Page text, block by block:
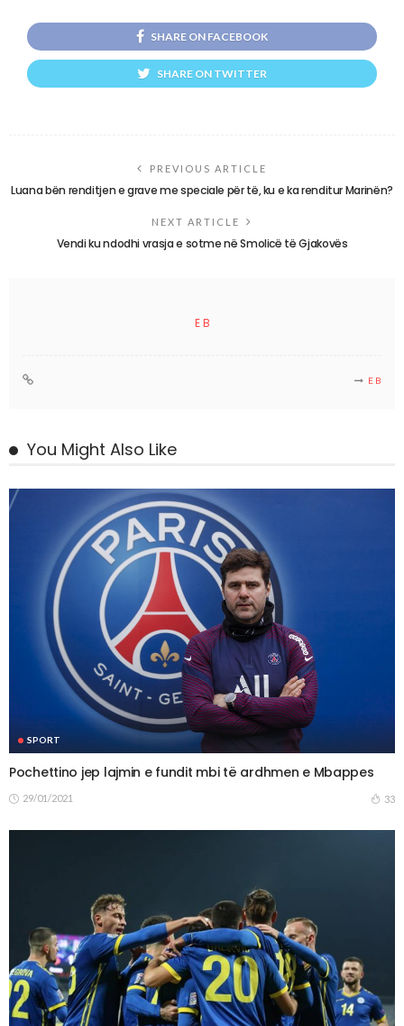
SHARE ON FACEBOOK
SHARE ON TWITTER
PREVIOUS ARTICLE
Luana bën renditjen e grave me speciale për të, ku e ka renditur Marinën?
NEXT ARTICLE
Vendi ku ndodhi vrasja e sotme në Smolicë të Gjakovës
E B
E B
You Might Also Like
SPORT
Pochettino jep lajmin e fundit mbi të ardhmen e Mbappes
29/01/2021 33